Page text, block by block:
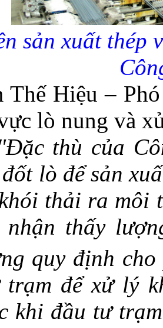
sản xuất thép
Thế Hiệu –
lò nung và
"Đặc thù của
lò để sản
thải ra môi
nhận thấy
quy định
trạm để xử lý
khi đầu tư